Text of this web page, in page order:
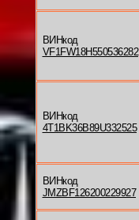
ВИНкод
VF1FW18H550536282
ВИНкод
4T1BK36B89U332525
ВИНкод
JMZBF126200229927